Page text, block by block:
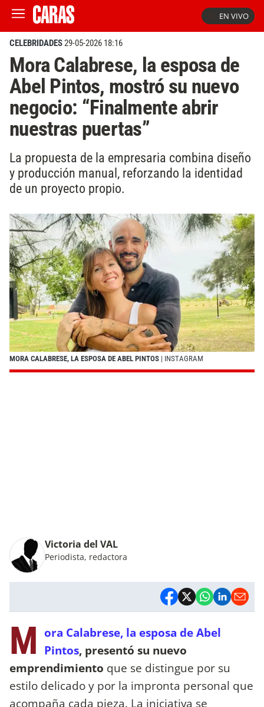
EN VIVO
CELEBRIDADES29-05-2026 18:16
Mora Calabrese, la esposa de
Abel Pintos, mostró su nuevo
negocio: “Finalmente abrir
nuestras puertas”
La propuesta de la empresaria combina diseño
y producción manual, reforzando la identidad
de un proyecto propio.
MORA CALABRESE, LA ESPOSA DE ABEL PINTOS | INSTAGRAM
Victoria del VAL
Periodista, redactora
M ora Calabrese, la esposa de Abel
Pintos, presentó su nuevo
emprendimiento que se distingue por su
estilo delicado y por la impronta personal que
acompaña cada pieza. La iniciativa se